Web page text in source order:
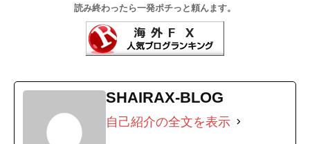
読み終わったら一発ポチっと頼んます。
SHAIRAX-BLOG
自己紹介の全文を表示